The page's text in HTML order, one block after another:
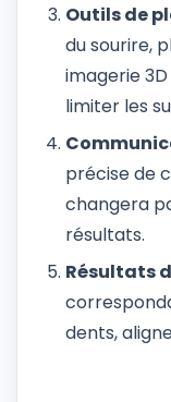
Outils de
du sourire,
imagerie
limiter les
précise de
changera
résultats.
Résultats
dents,